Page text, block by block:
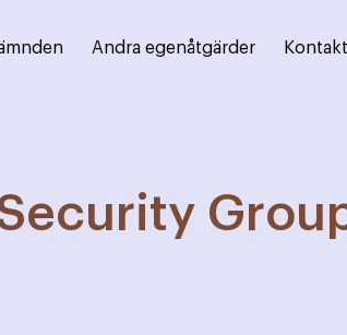
Andra egenåtgärder